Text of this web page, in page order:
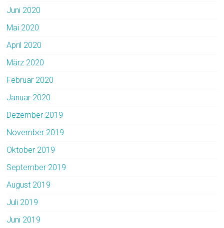
Juni 2020
Mai 2020
April 2020
März 2020
Februar 2020
Januar 2020
Dezember 2019
November 2019
Oktober 2019
September 2019
August 2019
Juli 2019
Juni 2019